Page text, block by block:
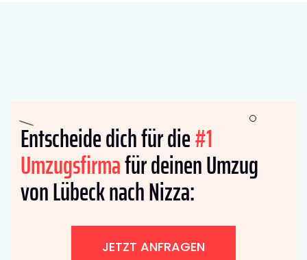
Entscheide dich für die#1
Umzugsfirmafür deinen Umzug
von Lübeck nach Nizza:
JETZT ANFRAGEN